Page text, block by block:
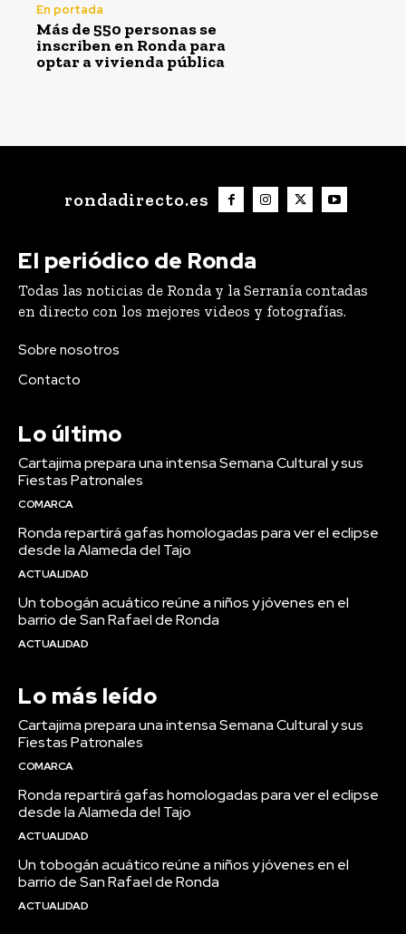
En portada
Más de 550 personas se
inscriben en Ronda para
optar a vivienda pública
rondadirecto.es
El periódico de Ronda
Todas las noticias de Ronda y la Serranía contadas
en directo con los mejores videos y fotografías.
Sobre nosotros
Contacto
Lo último
Cartajima prepara una intensa Semana Cultural y sus
Fiestas Patronales
COMARCA
Ronda repartirá gafas homologadas para ver el eclipse
desde la Alameda del Tajo
ACTUALIDAD
Un tobogán acuático reúne a niños y jóvenes en el
barrio de San Rafael de Ronda
ACTUALIDAD
Lo más leído
Cartajima prepara una intensa Semana Cultural y sus
Fiestas Patronales
COMARCA
Ronda repartirá gafas homologadas para ver el eclipse
desde la Alameda del Tajo
ACTUALIDAD
Un tobogán acuático reúne a niños y jóvenes en el
barrio de San Rafael de Ronda
ACTUALIDAD